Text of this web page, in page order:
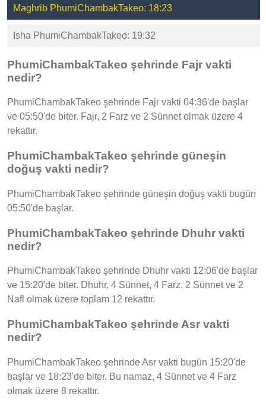
Maghrib PhumiChambakTakeo: 18:23
Isha PhumiChambakTakeo: 19:32
PhumiChambakTakeo şehrinde Fajr vakti
nedir?
PhumiChambakTakeo şehrinde Fajr vakti 04:36'de başlar
ve 05:50'de biter. Fajr, 2 Farz ve 2 Sünnet olmak üzere 4
rekattır.
PhumiChambakTakeo şehrinde güneşin
doğuş vakti nedir?
PhumiChambakTakeo şehrinde güneşin doğuş vakti bugün
05:50'de başlar.
PhumiChambakTakeo şehrinde Dhuhr vakti
nedir?
PhumiChambakTakeo şehrinde Dhuhr vakti 12:06'de başlar
ve 15:20'de biter. Dhuhr, 4 Sünnet, 4 Farz, 2 Sünnet ve 2
Nafl olmak üzere toplam 12 rekattır.
PhumiChambakTakeo şehrinde Asr vakti
nedir?
PhumiChambakTakeo şehrinde Asr vakti bugün 15:20'de
başlar ve 18:23'de biter. Bu namaz, 4 Sünnet ve 4 Farz
olmak üzere 8 rekattır.